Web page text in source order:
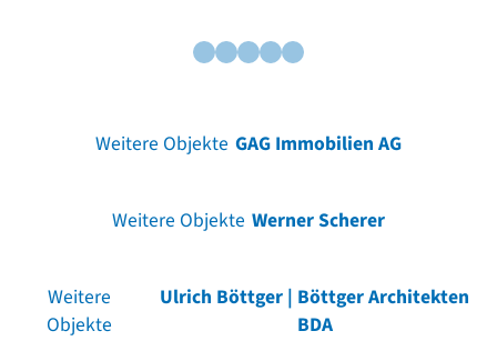
Weitere Objekte GAG Immobilien AG
Weitere Objekte Werner Scherer
Weitere
Objekte
Ulrich Böttger | Böttger Architekten
BDA